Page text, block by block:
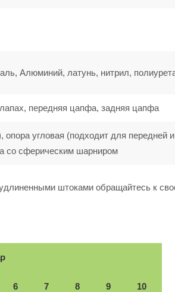
Алюминий, латунь, нитрил,
передняя цапфа, задняя цапфа
угловая (подходит для передней
со сферическим шарниром
штоками обращайтесь к
6 7 8 9 10